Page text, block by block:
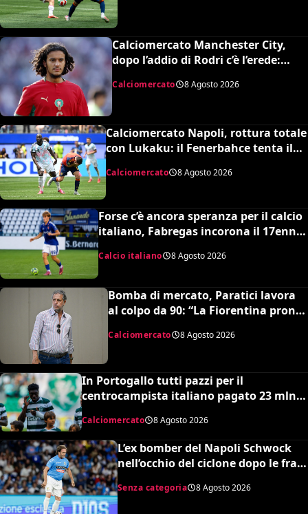
Calciomercato Manchester City,
dopo l’addio di Rodri c’è l’erede:
Calciomercato 8 Agosto 2026
Calciomercato Napoli, rottura totale
con Lukaku: il Fenerbahce tenta il
blitz ma c’è il nodo clausola Chelsea
Calciomercato 8 Agosto 2026
Forse c’è ancora speranza per il calcio
italiano, Fabregas incorona il 17enne
Busquets”
Calcio italiano 8 Agosto 2026
Bomba di mercato, Paratici lavora
al colpo da 90: “La Fiorentina pronta
Calciomercato 8 Agosto 2026
In Portogallo tutti pazzi per il
centrocampista italiano pagato 23 mln
ma snobbato dalla Nazionale maggiore e
dalla Serie A: lo strano caso di Issa
Doumbia
Calciomercato 8 Agosto 2026
L’ex bomber del Napoli Schwock
nell’occhio del ciclone dopo le frasi
shock su Mario Roggero
Senza categoria 8 Agosto 2026